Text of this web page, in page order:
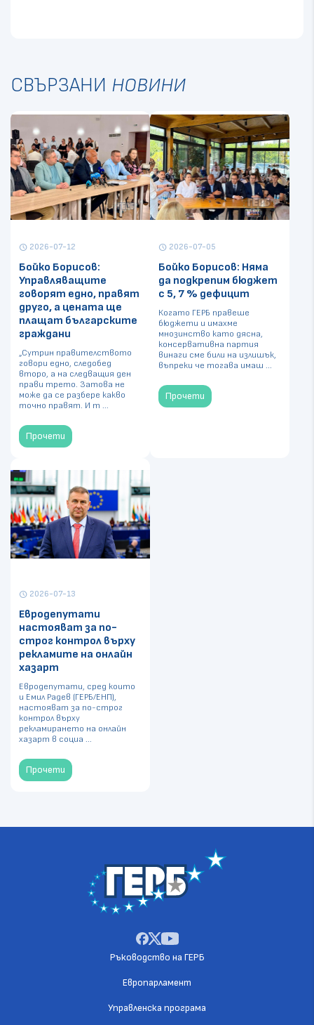
СВЪРЗАНИ НОВИНИ
schedule 2026-07-12
Бойко Борисов:
Управляващите
говорят едно, правят
друго, а цената ще
плащат българските
граждани
„Сутрин правителството
говори едно, следобед
второ, а на следващия ден
прави трето. Затова не
може да се разбере какво
точно правят. И т ...
Прочети
schedule 2026-07-05
Бойко Борисов: Няма
да подкрепим бюджет
с 5, 7 % дефицит
Когато ГЕРБ правеше
бюджети и имахме
мнозинство като дясна,
консервативна партия
винаги сме били на излишък,
въпреки че тогава имаш ...
Прочети
schedule 2026-07-13
Евродепутати
настояват за по-
строг контрол върху
рекламите на онлайн
хазарт
Евродепутати, сред които
и Емил Радев (ГЕРБ/ЕНП),
настояват за по-строг
контрол върху
рекламирането на онлайн
хазарт в социа ...
Прочети
Ръководство на ГЕРБ
Европарламент
Управленска програма